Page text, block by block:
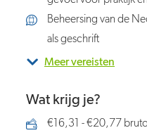
Beheersing van de
als geschrift
Meer vereisten
Wat krijg je?
€16,31 - €20,77